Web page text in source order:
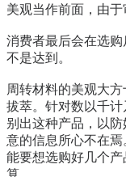
美观当作前面，由于
消费者最后会在选
不是达到。
周转材料的美观大
拔萃。针对数以千
别出这种产品，以
意的信息所心不在
能要想选购好几个
算。